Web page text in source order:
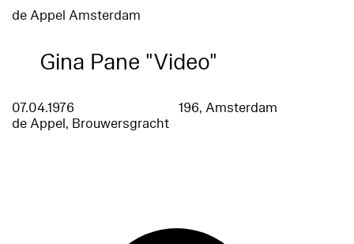
de Appel Amsterdam
Gina Pane "Video"
07.04.1976
de Appel, Brouwersgracht
196, Amsterdam